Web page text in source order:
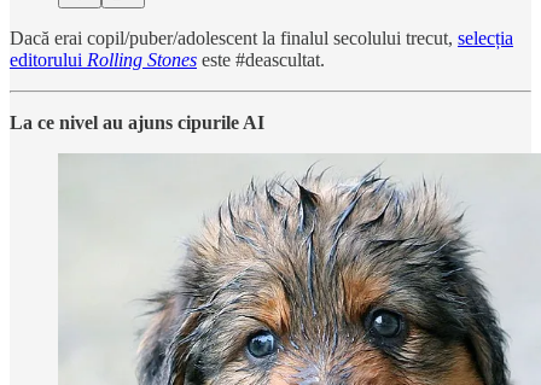
Dacă erai copil/puber/adolescent la finalul secolului trecut, selecția
editorului Rolling Stones este #deascultat.
La ce nivel au ajuns cipurile AI